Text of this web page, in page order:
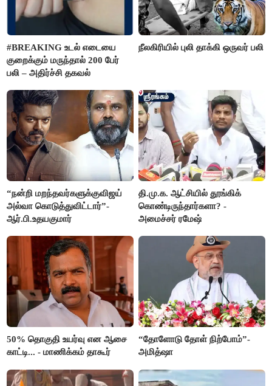
#BREAKING உடல் எடையை
குறைக்கும் மருந்தால் 200 பேர்
பலி – அதிர்ச்சி தகவல்
நீலகிரியில் புலி தாக்கி ஒருவர் பலி
“நன்றி மறந்தவர்களுக்குவிஜய்
அல்வா கொடுத்துவிட்டார்”-
ஆர்.பி.உதயகுமார்
தி.மு.க. ஆட்சியில் தூங்கிக்
கொண்டிருந்தார்களா? -
அமைச்சர் ரமேஷ்
50% தொகுதி உயர்வு என ஆசை
காட்டி... - மாணிக்கம் தாகூர்
“தோளோடு தோள் நிற்போம்”-
அமித்ஷா